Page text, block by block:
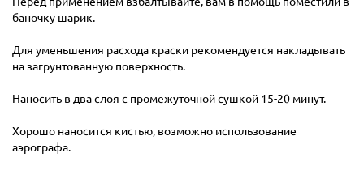
баночку шарик.
Для уменьшения расхода краски рекомендуется накладывать
на загрунтованную поверхность.
Наносить в два слоя с промежуточной сушкой 15-20 минут.
Хорошо наносится кистью, возможно использование
аэрографа.